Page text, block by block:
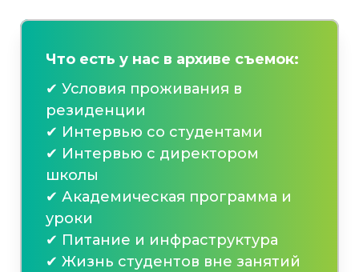
Что есть у нас в архиве съемок:
✔ Условия проживания в
резиденции
✔ Интервью со студентами
✔ Интервью с директором
школы
✔ Академическая программа и
уроки
✔ Питание и инфраструктура
✔ Жизнь студентов вне занятий